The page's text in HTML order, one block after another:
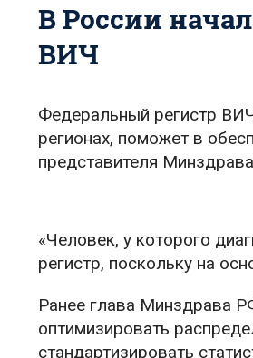
В России
ВИЧ
Федеральный регистр
регионах, поможет в
представителя
«Человек, у которого
регистр, поскольку на
Ранее глава Минздрава
оптимизировать
стандартизировать